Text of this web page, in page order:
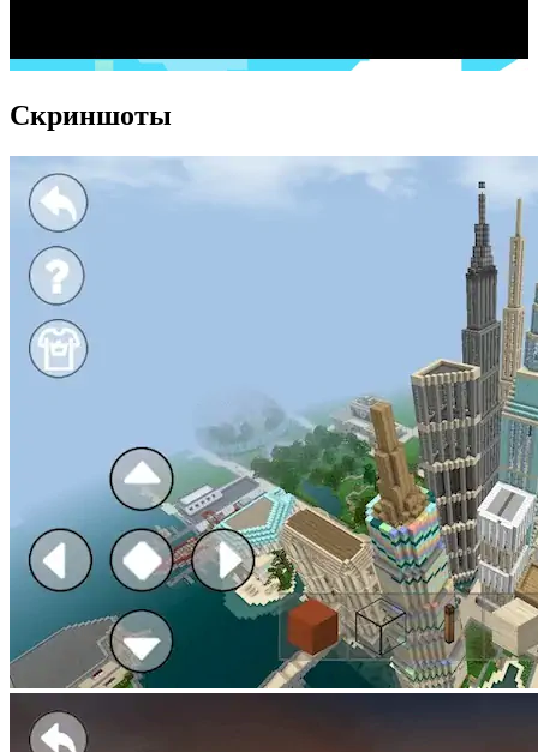
Скриншоты